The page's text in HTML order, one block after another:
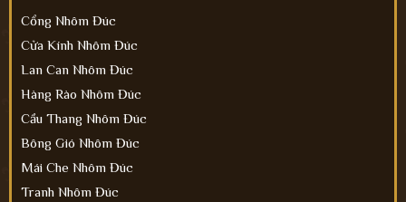
Cổng Nhôm Đúc
Cửa Kính Nhôm Đúc
Lan Can Nhôm Đúc
Hàng Rào Nhôm Đúc
Cầu Thang Nhôm Đúc
Bông Gió Nhôm Đúc
Mái Che Nhôm Đúc
Tranh Nhôm Đúc